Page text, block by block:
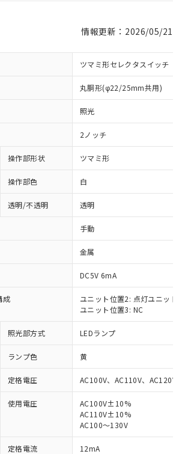
情報更新：2026/05/21
ツマミ形セレクタスイッチ
丸胴形(φ22/25mm共用)
照光
2ノッチ
操作部形状 ツマミ形
操作部色 白
透明/不透明 透明
手動
金属
DC5V 6mA
成
ユニット位置2: 点灯ユニット
ユニット位置3: NC
照光部方式 LEDランプ
ランプ色 黄
定格電圧 AC100V、AC110V、AC120V
使用電圧
AC100V±10%
AC110V±10%
AC100～130V
定格電流 12mA
状況
み：EU RoHS指令（10物質）の
応した製品が提供可能な商品で